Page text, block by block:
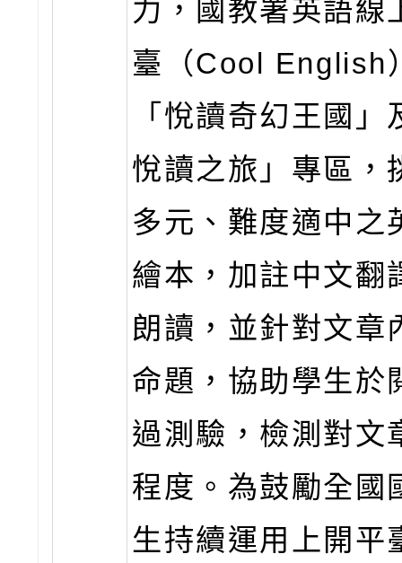
力，國教署英語線
臺（Cool English
「悅讀奇幻王國」
悅讀之旅」專區，
多元、難度適中之
繪本，加註中文翻
朗讀，並針對文章
命題，協助學生於
過測驗，檢測對文
程度。為鼓勵全國
生持續運用上開平